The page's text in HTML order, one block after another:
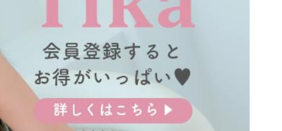
■カラーバリエーション